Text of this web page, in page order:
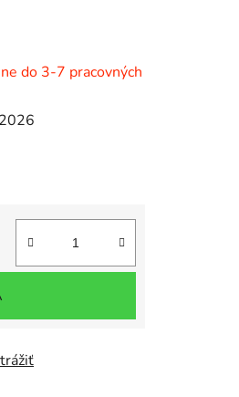
do 3-7 pracovných